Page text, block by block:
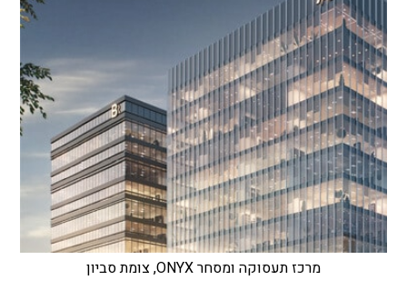
מרכז תעסוקה ומסחר ONYX, צומת סביון